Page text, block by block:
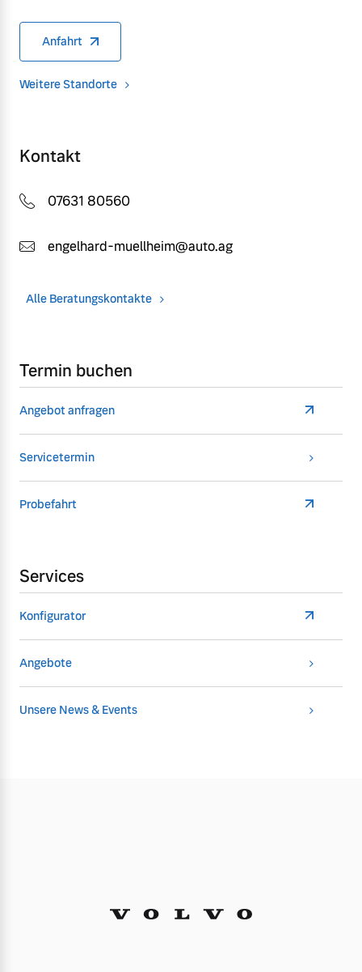
Anfahrt
Weitere Standorte
Kontakt
07631 80560
engelhard-muellheim@auto.ag
Alle Beratungskontakte
Termin buchen
Angebot anfragen
Servicetermin
Probefahrt
Services
Konfigurator
Angebote
Unsere News & Events